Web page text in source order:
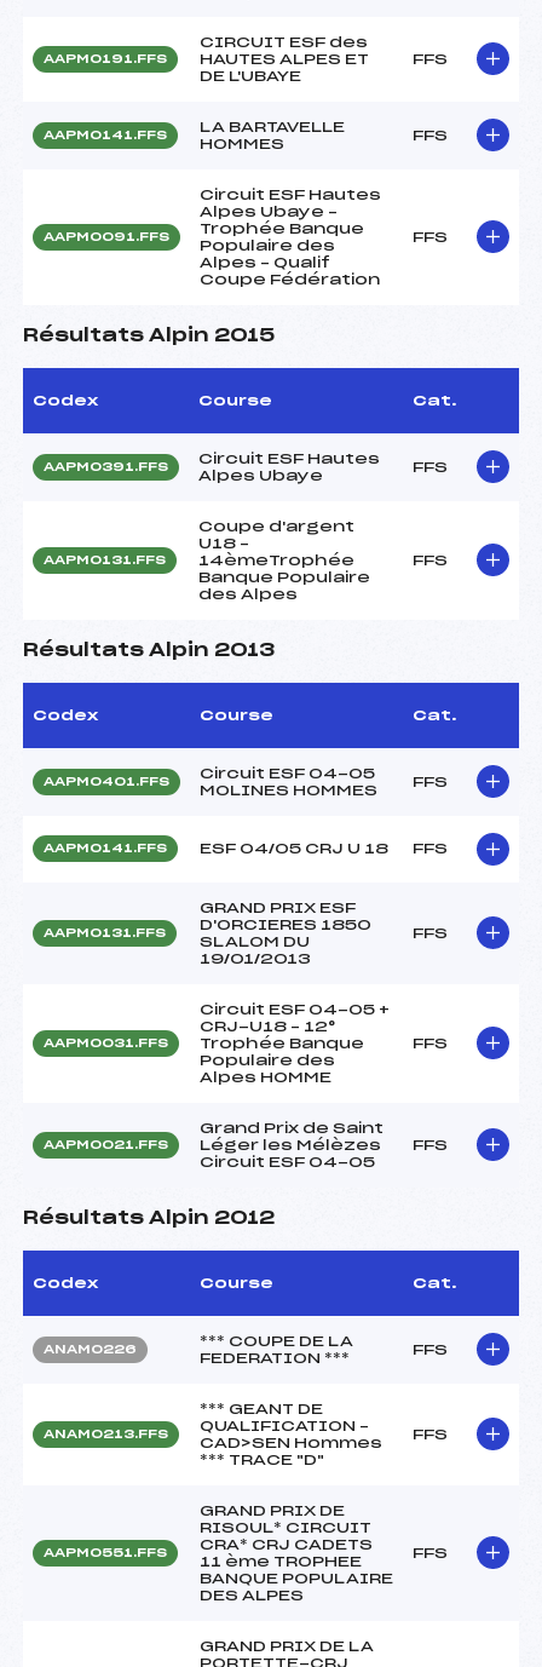
AAPM0191.FFS
CIRCUIT ESF des
HAUTES ALPES ET
DE L'UBAYE
FFS
AAPM0141.FFS
LA BARTAVELLE
HOMMES
FFS
AAPM0091.FFS
Circuit ESF Hautes
Alpes Ubaye –
Trophée Banque
Populaire des
Alpes – Qualif
Coupe Fédération
FFS
Résultats Alpin 2015
Codex Course Cat.
AAPM0391.FFS
Circuit ESF Hautes
Alpes Ubaye
FFS
AAPM0131.FFS
Coupe d'argent
U18 –
14èmeTrophée
Banque Populaire
des Alpes
FFS
Résultats Alpin 2013
Codex Course Cat.
AAPM0401.FFS
Circuit ESF 04-05
MOLINES HOMMES
FFS
AAPM0141.FFS ESF 04/05 CRJ U 18 FFS
AAPM0131.FFS
GRAND PRIX ESF
D'ORCIERES 1850
SLALOM DU
19/01/2013
FFS
AAPM0031.FFS
Circuit ESF 04-05 +
CRJ-U18 – 12°
Trophée Banque
Populaire des
Alpes HOMME
FFS
AAPM0021.FFS
Grand Prix de Saint
Léger les Mélèzes
Circuit ESF 04-05
FFS
Résultats Alpin 2012
Codex Course Cat.
ANAM0226
*** COUPE DE LA
FEDERATION ***
FFS
ANAM0213.FFS
*** GEANT DE
QUALIFICATION –
CAD>SEN Hommes
*** TRACE "D"
FFS
AAPM0551.FFS
GRAND PRIX DE
RISOUL* CIRCUIT
CRA* CRJ CADETS
11 ème TROPHEE
BANQUE POPULAIRE
DES ALPES
FFS
GRAND PRIX DE LA
PORTETTE-CRJ